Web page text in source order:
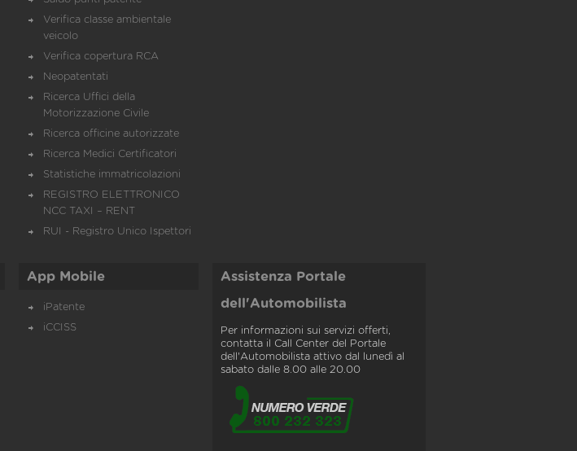
Verifica classe ambientale
veicolo
Verifica copertura RCA
Neopatentati
Ricerca Uffici della
Motorizzazione Civile
Ricerca officine autorizzate
Ricerca Medici Certificatori
Statistiche immatricolazioni
REGISTRO ELETTRONICO
NCC TAXI – RENT
RUI - Registro Unico Ispettori
App Mobile
iPatente
iCCISS
Assistenza Portale
dell'Automobilista
Per informazioni sui servizi offerti,
contatta il Call Center del Portale
dell'Automobilista attivo dal lunedì al
sabato dalle 8.00 alle 20.00